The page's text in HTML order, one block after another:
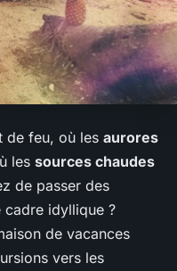
de feu, où les aurores
les sources chaudes
de passer des
cadre idyllique ?
de vacances
vers les